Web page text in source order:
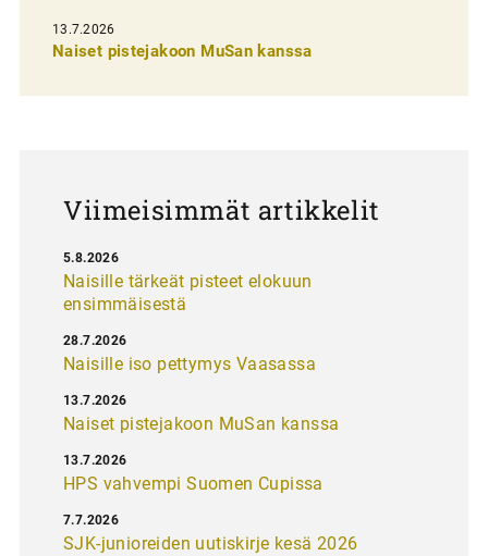
e
13.7.2026
Naiset pistejakoon MuSan kanssa
Viimeisimmät artikkelit
Naisille tärkeät pisteet elokuun
ensimmäisestä
5.8.2026
Naisille iso pettymys Vaasassa
28.7.2026
Naiset pistejakoon MuSan kanssa
13.7.2026
HPS vahvempi Suomen Cupissa
13.7.2026
SJK-junioreiden uutiskirje kesä 2026
7.7.2026